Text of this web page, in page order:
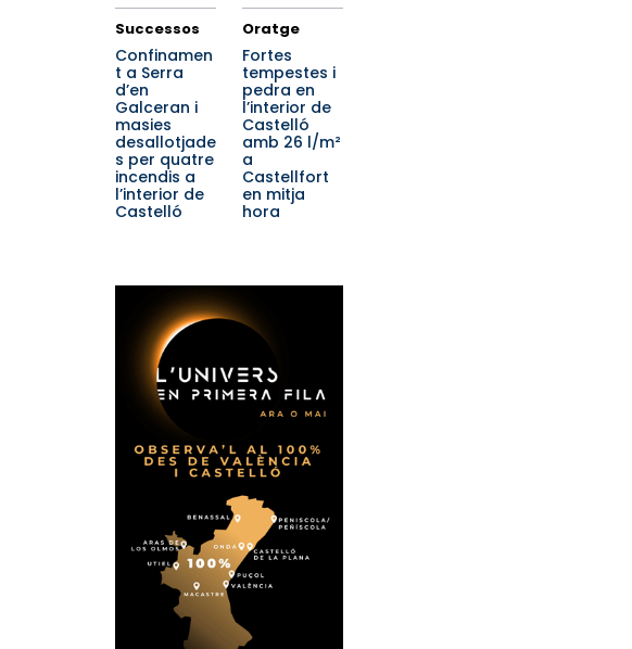
Successos
Confinamen
t a Serra
d’en
Galceran i
masies
desallotjade
s per quatre
incendis a
l’interior de
Castelló
Oratge
Fortes
tempestes i
pedra en
l’interior de
Castelló
amb 26 l/m²
a
Castellfort
en mitja
hora